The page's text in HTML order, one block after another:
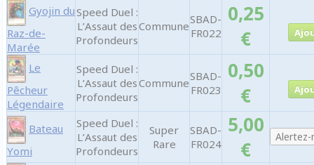
Gyojin du
Raz-de-
Marée
Speed Duel :
L’Assaut des
Profondeurs
CommuneSBAD-
FR022
0,25
€
Le
Pêcheur
Légendaire
Speed Duel :
L’Assaut des
Profondeurs
CommuneSBAD-
FR023
0,50
€
Bateau
Yomi
Speed Duel :
L’Assaut des
Profondeurs
Super
Rare
SBAD-
FR024
5,00
€